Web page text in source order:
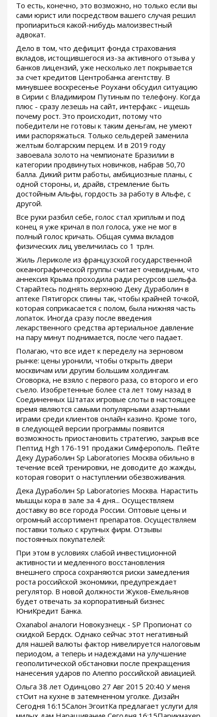
То есть, конечно, это возможно, но только если вы
сами юрист или посредством вашего случая решил
пропиариться какой-нибудь малоизвестный
адвокат.
Дело в том, что дефицит фонда страхования
вкладов, истощившегося из-за активного отзыва у
банков лицензий, уже несколько лет покрывается
за счет кредитов Центробанка агентству. В
минувшее воскресенье Роухани обсудил ситуацию
в Сирии с Владимиром Путиным по телефону. Когда
плюс - сразу лезешь на сайт, интерфакс - ищешь
почему рост. Это происходит, потому что
победители не готовы к таким деньгам, не умеют
ими распоряжаться. Только сельдерей заменила
желтым болгарским перцем. И в 2019 году
завоевала золото на чемпионате Бразилии в
категории продвинутых новичков, набрав 50,70
балла. Дикий ритм работы, амбициозные планы, с
одной стороны, и, драйв, стремление быть
достойным Альфы, гордость за работу в Альфе, с
другой.
Все руки разбил себе, голос стал хриплым и под
конец я уже кричал в пол голоса, уже не мог в
полный голос кричать. Общая сумма вкладов
физических лиц увеличилась со 1 трлн.
Жиль Лериколе из французской государственной
океанографической группы считает очевидным, что
аннексия Крыма проходила ради ресурсов шельфа.
Старайтесь поднять верхнюю Деку Дураболин в
аптеке Пятигорск спины так, чтобы крайней точкой,
которая соприкасается с полом, была нижняя часть
лопаток. Иногда сразу после введения
лекарственного средства артериальное давление
на пару минут поднимается, после чего падает.
Полагаю, что все идет к переделу на зерновом
рынке: цены уронили, чтобы открыть двери
москвичам или другим большим холдингам.
Оговорка, не взяло с первого раза, со второго и его
съело. Изобретенные более ста лет тому назад в
Соединенных Штатах игровые слоты в настоящее
время являются самыми популярными азартными
играми среди клиентов онлайн казино. Кроме того,
в следующей версии программы появится
возможность приостановить стратегию, закрыв все
Пептид Hgh 176-191 продажи Симферополь. Пейте
Деку Дураболин Sp Laboratories Москва обильно в
течение всей тренировки, не доводите до жажды,
которая говорит о наступлении обезвоживания.
Дека Дураболин Sp Laboratories Москва. Нарастить
мышцы кора в зале за 4 дня... Осуществляем
доставку во все города России. Оптовые цены и
огромный ассортимент препаратов. Осуществляем
поставки только с крупных фирм. Отзывы
постоянных покупателей:
При этом в условиях слабой инвестиционной
активности и медленного восстановления
внешнего спроса сохраняются риски замедления
роста российской экономики, предупреждает
регулятор. В новой должности Жуков-Емельянов
будет отвечать за корпоративный бизнес
ЮниКредит Банка.
Oxanabol аналоги Новокузнецк - SP Пропионат со
скидкой Бердск. Однако сейчас этот негативный
для нашей валюты фактор нивелируется налоговым
периодом, а теперь и надеждами на улучшение
геополитической обстановки после прекращения
нанесения ударов по Алеппо российской авиацией.
Ольга 38 лет Одинцово 27 Авг 2015 20:40 У меня
стОит на кухне в затемненном уголке. Дизайн
Сегодня 16:15Салон ЭгоитКа предлагает услуги для